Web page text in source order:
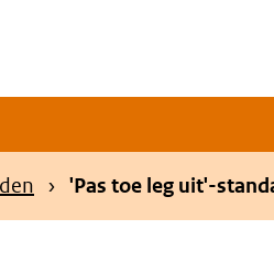
'Pas toe leg uit'-